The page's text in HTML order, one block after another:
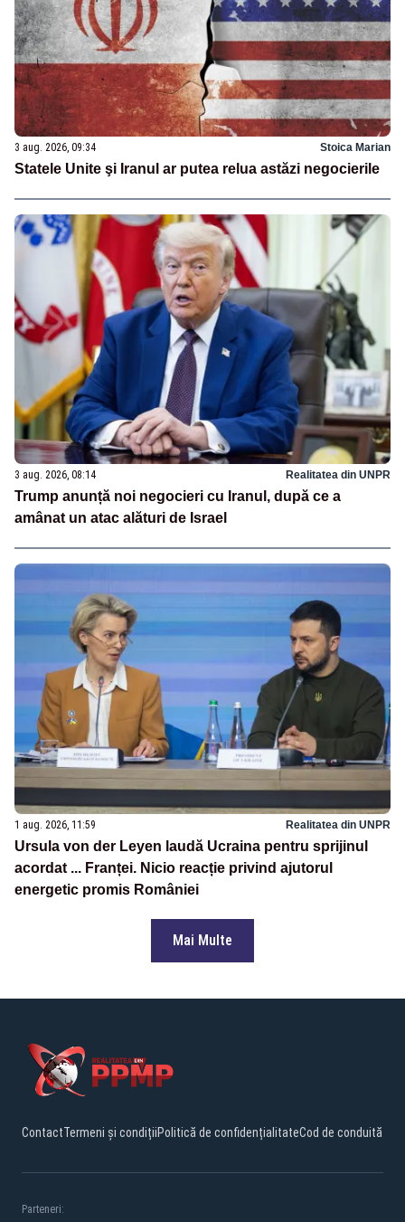
3 aug. 2026, 09:34 Stoica Marian
Statele Unite şi Iranul ar putea relua astăzi negocierile
3 aug. 2026, 08:14 Realitatea din UNPR
Trump anunță noi negocieri cu Iranul, după ce a
amânat un atac alături de Israel
1 aug. 2026, 11:59 Realitatea din UNPR
Ursula von der Leyen laudă Ucraina pentru sprijinul
acordat ... Franței. Nicio reacție privind ajutorul
energetic promis României
Mai Multe
ContactTermeni și condițiiPolitică de confidențialitateCod de conduită
Parteneri: